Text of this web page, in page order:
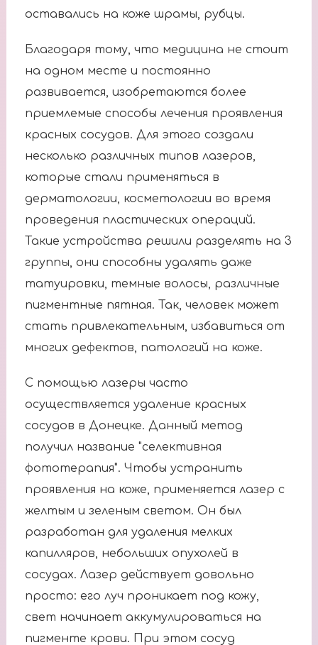
оставались на коже шрамы, рубцы.
Благодаря тому, что медицина не стоит
на одном месте и постоянно
развивается, изобретаются более
приемлемые способы лечения проявления
красных сосудов. Для этого создали
несколько различных типов лазеров,
которые стали применяться в
дерматологии, косметологии во время
проведения пластических операций.
Такие устройства решили разделять на 3
группы, они способны удалять даже
татуировки, темные волосы, различные
пигментные пятная. Так, человек может
стать привлекательным, избавиться от
многих дефектов, патологий на коже.
С помощью лазеры часто
осуществляется удаление красных
сосудов в Донецке. Данный метод
получил название "селективная
фототерапия". Чтобы устранить
проявления на коже, применяется лазер с
желтым и зеленым светом. Он был
разработан для удаления мелких
капилляров, небольших опухолей в
сосудах. Лазер действует довольно
просто: его луч проникает под кожу,
свет начинает аккумулироваться на
пигменте крови. При этом сосуд